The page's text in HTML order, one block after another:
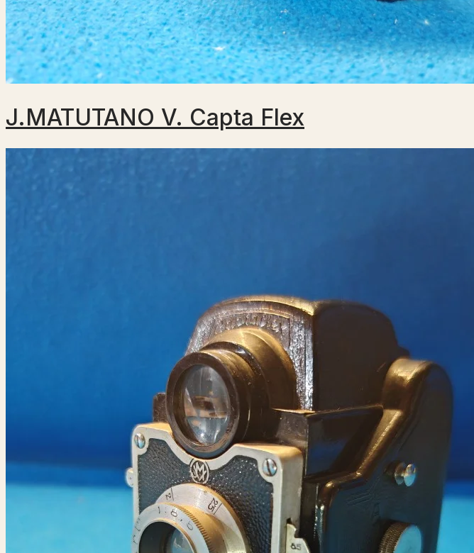
J.MATUTANO V. Capta Flex